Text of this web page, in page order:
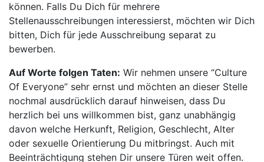
können. Falls Du Dich für mehrere
Stellenausschreibungen interessierst, möchten wir Dich
bitten, Dich für jede Ausschreibung separat zu
bewerben.
Auf Worte folgen Taten: Wir nehmen unsere “Culture
Of Everyone” sehr ernst und möchten an dieser Stelle
nochmal ausdrücklich darauf hinweisen, dass Du
herzlich bei uns willkommen bist, ganz unabhängig
davon welche Herkunft, Religion, Geschlecht, Alter
oder sexuelle Orientierung Du mitbringst. Auch mit
Beeinträchtigung stehen Dir unsere Türen weit offen.